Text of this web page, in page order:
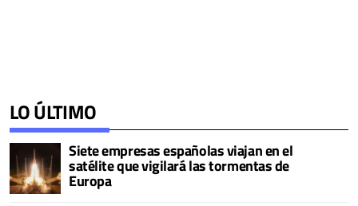
LO ÚLTIMO
Siete empresas españolas viajan en el
satélite que vigilará las tormentas de
Europa